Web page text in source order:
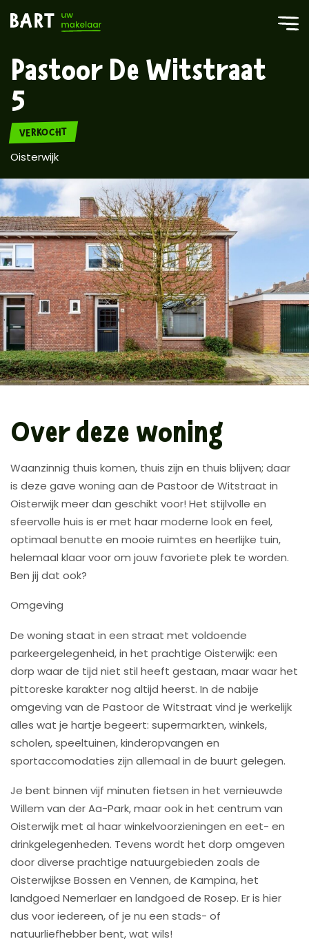
Pastoor De Witstraat
5
VERKOCHT
Oisterwijk
Over deze woning
Waanzinnig thuis komen, thuis zijn en thuis blijven; daar
is deze gave woning aan de Pastoor de Witstraat in
Oisterwijk meer dan geschikt voor! Het stijlvolle en
sfeervolle huis is er met haar moderne look en feel,
optimaal benutte en mooie ruimtes en heerlijke tuin,
helemaal klaar voor om jouw favoriete plek te worden.
Ben jij dat ook?
Omgeving
De woning staat in een straat met voldoende
parkeergelegenheid, in het prachtige Oisterwijk: een
dorp waar de tijd niet stil heeft gestaan, maar waar het
pittoreske karakter nog altijd heerst. In de nabije
omgeving van de Pastoor de Witstraat vind je werkelijk
alles wat je hartje begeert: supermarkten, winkels,
scholen, speeltuinen, kinderopvangen en
sportaccomodaties zijn allemaal in de buurt gelegen.
Je bent binnen vijf minuten fietsen in het vernieuwde
Willem van der Aa-Park, maar ook in het centrum van
Oisterwijk met al haar winkelvoorzieningen en eet- en
drinkgelegenheden. Tevens wordt het dorp omgeven
door diverse prachtige natuurgebieden zoals de
Oisterwijkse Bossen en Vennen, de Kampina, het
landgoed Nemerlaer en landgoed de Rosep. Er is hier
dus voor iedereen, of je nu een stads- of
natuurliefhebber bent, wat wils!